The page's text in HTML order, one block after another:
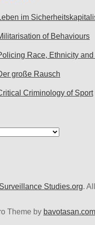
im
of Behaviours
Race, Ethnicity
große Rausch
Criminology of Sport
Surveillance Studies.org.
Theme by bavotasan.com